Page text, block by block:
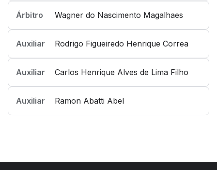
Árbitro Wagner do Nascimento Magalhaes
Auxiliar Rodrigo Figueiredo Henrique Correa
Auxiliar Carlos Henrique Alves de Lima Filho
Auxiliar Ramon Abatti Abel